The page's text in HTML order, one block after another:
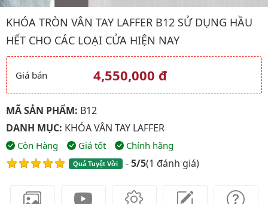
Hình ảnh đại diện của sản phẩm Khóa tròn vân tay LAFFER B12
KHÓA TRÒN VÂN TAY LAFFER B12 SỬ DỤNG HẦU
HẾT CHO CÁC LOẠI CỬA HIỆN NAY
Giá và khuyến mãi
Giá bán 4,550,000 đ
MÃ SẢN PHẨM: B12
DANH MỤC: KHÓA VÂN TAY LAFFER
Còn Hàng Giá tốt Chính hãng
Quá Tuyệt Vời -5/5(1 đánh giá)